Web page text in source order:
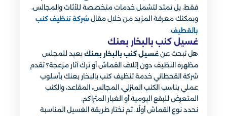
فقط، بل تمتد لتشمل خدمات متخصصة للأثاث والمجالس،
ويمكنك معرفة المزيد من خلال مقال شركة تنظيف كنب
بالقطيف
غسيل كنب بالبخار بعنك
هل تبحث عن غسيل كنب بالبخار بعنك يعيد للمجلس
مظهره النظيف دون إتلاف القماش أو ترك آثار مزعجة؟ تقدم
شركة القحطاني خدمة تنظيف كنب بالبخار بعنك بأسلوب
عملي يناسب الكنب المنزلي، المجالس، المقاعد، والكنب
المتعرض للبقع اليومية أو الغبار المتراكم.
نحدد نوع القماش أولًا، ثم نختار طريقة الغسيل المناسبة